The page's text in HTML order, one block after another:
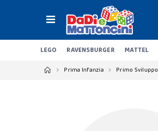
LEGO RAVENSBURGER MATTEL
Prima Infanzia Primo Sviluppo